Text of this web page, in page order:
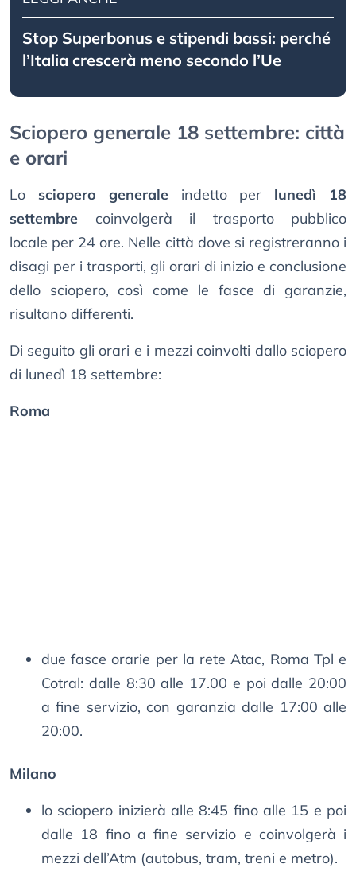
Stop Superbonus e stipendi bassi: perché
l’Italia crescerà meno secondo l’Ue
Sciopero generale 18 settembre: città
e orari
Lo sciopero generaleindetto per lunedì 18
settembre coinvolgerà il trasporto pubblico
locale per 24 ore. Nelle città dove si registreranno i
disagi per i trasporti, gli orari di inizio e conclusione
dello sciopero, così come le fasce di garanzie,
risultano differenti.
Di seguito gli orari e i mezzi coinvolti dallo sciopero
di lunedì 18 settembre:
Roma
due fasce orarie per la rete Atac, Roma Tpl e
Cotral: dalle 8:30 alle 17.00 e poi dalle 20:00
a fine servizio, con garanzia dalle 17:00 alle
20:00.
Milano
lo sciopero inizierà alle 8:45 fino alle 15 e poi
dalle 18 fino a fine servizio e coinvolgerà i
mezzi dell’Atm (autobus, tram, treni e metro).